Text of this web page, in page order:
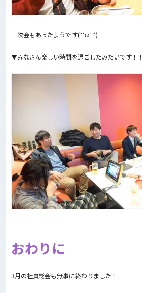
三次会もあったようです(*‘ω‘ *)
▼みなさん楽しい時間を過ごしたみたいです！！
おわりに
3月の社員総会も無事に終わりました！